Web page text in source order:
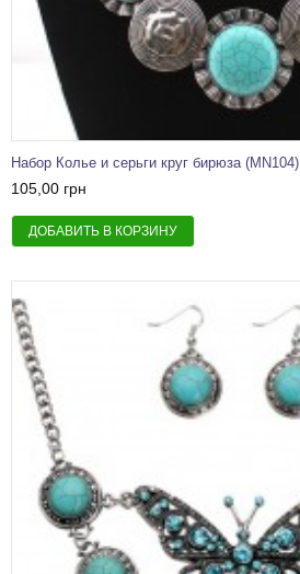
Набор Колье и серьги круг бирюза (MN104)
105,00 грн
ДОБАВИТЬ В КОРЗИНУ